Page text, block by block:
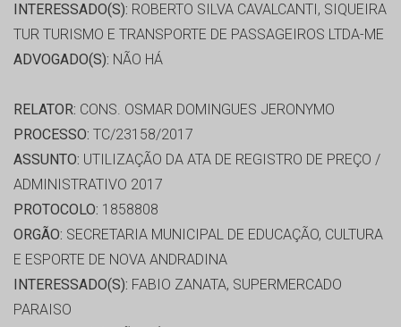
INTERESSADO(S): ROBERTO SILVA CAVALCANTI, SIQUEIRA
TUR TURISMO E TRANSPORTE DE PASSAGEIROS LTDA-ME
ADVOGADO(S): NÃO HÁ
RELATOR: CONS. OSMAR DOMINGUES JERONYMO
PROCESSO: TC/23158/2017
ASSUNTO: UTILIZAÇÃO DA ATA DE REGISTRO DE PREÇO /
ADMINISTRATIVO 2017
PROTOCOLO: 1858808
ORGÃO: SECRETARIA MUNICIPAL DE EDUCAÇÃO, CULTURA
E ESPORTE DE NOVA ANDRADINA
INTERESSADO(S): FABIO ZANATA, SUPERMERCADO
PARAISO